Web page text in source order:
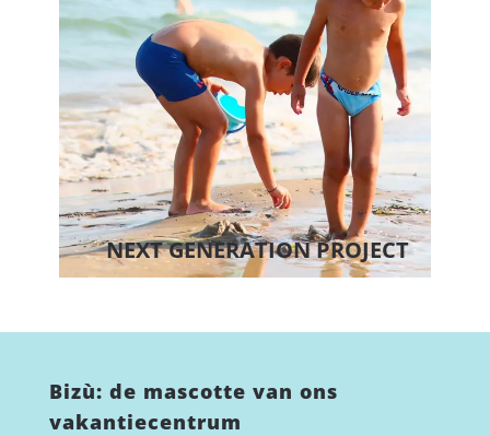
NEXT GENERATION PROJECT
Bizù: de mascotte van ons
vakantiecentrum